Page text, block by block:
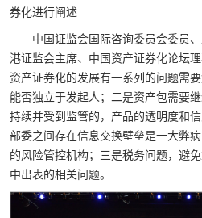
券化进行阐述
中国证监会国际咨询委员会委员
港证监会主席、中国资产证券化论坛
资产证券化的发展有一系列的问题需
能否独立于发起人；二是资产包需要
持续并受到监管的，产品的透明度和
部委之间存在信息交换壁垒是一大弊
的风险管控机构；三是税务问题，避
中出表的相关问题。